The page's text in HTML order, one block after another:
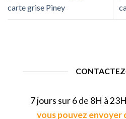
carte grise Piney
7 jours sur 6 de 8H à
vous pouvez envoyer